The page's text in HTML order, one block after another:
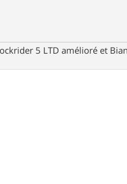
5 LTD amélioré et